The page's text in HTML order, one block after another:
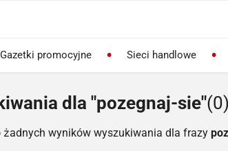
Gazetki promocyjne Sieci handlowe
dla "pozegnaj-sie"(0)
żadnych wyników wyszukiwania dla frazy